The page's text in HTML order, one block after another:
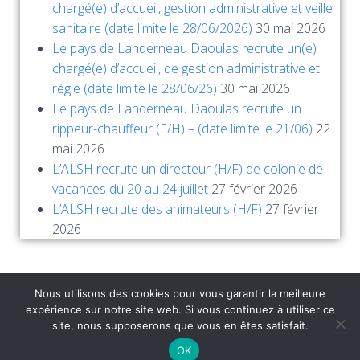
chargé(e) d’accueil, gestion administrative et veille
sanitaire (date limite le 28/06/2026) 30 mai 2026
Le pays de Landerneau Daoulas recrute un(e)
chargé(e) d’accueil, de gestion administrative et
régie (date limite le 28/06/26) 30 mai 2026
Le pays de Landerneau Daoulas recrute un
rippeur-chauffeur (F/H) – (date limite le 21/06) 22
mai 2026
L’ALSH recrute un directeur (H/F) de colonie de
vacances du 20 au 24 juillet 27 février 2026
L’ALSH recrute des animateurs (H/F) 27 février
2026
Hestia | Développé par
Nous utilisons des cookies pour vous garantir la meilleure
expérience sur notre site web. Si vous continuez à utiliser ce
site, nous supposerons que vous en êtes satisfait.
OK